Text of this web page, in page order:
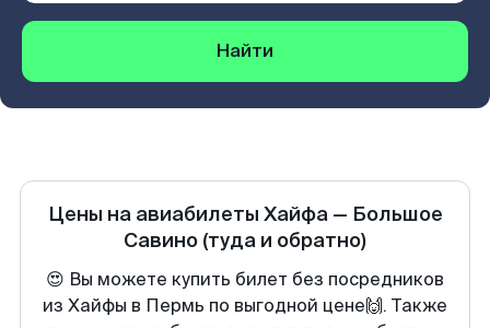
Найти
Цены на авиабилеты Хайфа— Большое
Савино (туда и обратно)
😍 Вы можете купить билет без посредников
из Хайфы в Пермь по выгодной цене🙌. Также